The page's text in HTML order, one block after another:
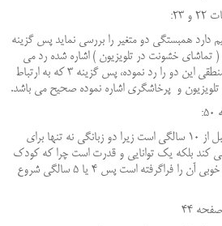
همبستگی دو متغیر را بررسی نماید پس گزینه
( تماشای خشونت در تلویزیون ) اشاره شده رد می
شوند ، گزینه ی 4 هم که ارتباط منطقی این دو را رد نموده، پس گزینه 3 که به ارتباط
و پرخاشگری اشاره نموده صحیح می باشد.
بهترین زمان یادگیری زبان دوم قبل از 10 سالگی است زیرا دو زبانگی نه تنها برای
کند بلکه یک توانایی و قدرت است چرا که کودک
به زبان اول تسلط کافی دارد و به خوبی آن را فراگرفته است پس 4 یا 5 سالگی شروع